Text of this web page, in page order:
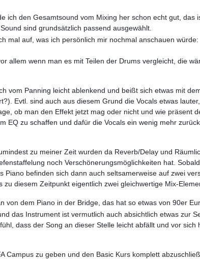
ich den Gesamtsound vom Mixing her schon echt gut, das
sind grundsätzlich passend ausgewählt.
mal auf, was ich persönlich mir nochmal anschauen würde:
allem wenn man es mit Teilen der Drums vergleicht, die
vom Panning leicht ablenkend und beißt sich etwas mit
Evtl. sind auch aus diesem Grund die Vocals etwas
ob man den Effekt jetzt mag oder nicht und wie präsent
EQ zu schaffen und dafür die Vocals ein wenig mehr
zu meiner Zeit wurden da Reverb/Delay und
noch Verschönerungsmöglichkeiten hat.
befinden sich dann auch seltsamerweise auf zwei
diesem Zeitpunkt eigentlich zwei gleichwertige Mix-
dem Piano in der Bridge, das hat so etwas von 90er
das Instrument ist vermutlich auch absichtlich etwas zur
dass der Song an dieser Stelle leicht abfällt und vor sich
Campus zu geben und den Basic Kurs komplett